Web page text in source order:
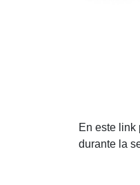
En este link
durante la